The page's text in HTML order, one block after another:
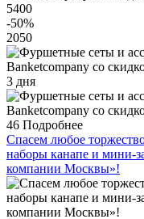
5400
-50%
2050
3 дня
46 Подробнее
Спасем любое
наборы канапе и мини-
компании Москвы»!